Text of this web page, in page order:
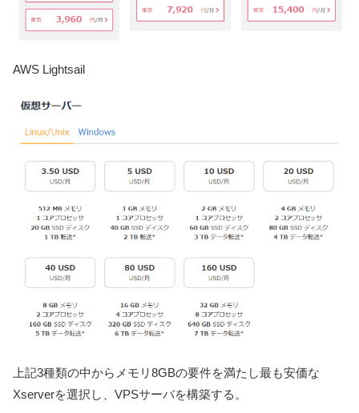
AWS Lightsail
上記3種類の中からメモリ8GBの要件を満たし最も安価な
Xserverを選択し、VPSサーバを構築する。